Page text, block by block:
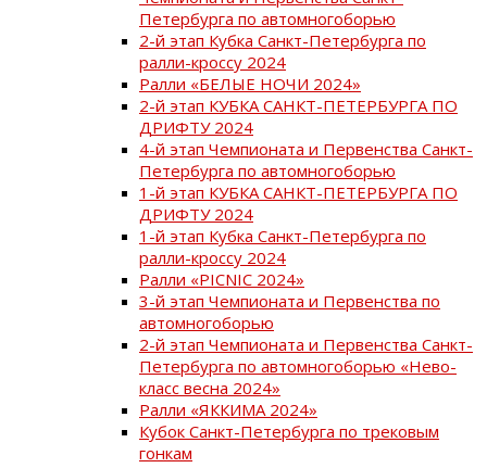
Петербурга по автомногоборью
2-й этап Кубка Санкт-Петербурга по
ралли-кроссу 2024
Ралли «БЕЛЫЕ НОЧИ 2024»
2-й этап КУБКА САНКТ-ПЕТЕРБУРГА ПО
ДРИФТУ 2024
4-й этап Чемпионата и Первенства Санкт-
Петербурга по автомногоборью
1-й этап КУБКА САНКТ-ПЕТЕРБУРГА ПО
ДРИФТУ 2024
1-й этап Кубка Санкт-Петербурга по
ралли-кроссу 2024
Ралли «PICNIC 2024»
3-й этап Чемпионата и Первенства по
автомногоборью
2-й этап Чемпионата и Первенства Санкт-
Петербурга по автомногоборью «Нево-
класс весна 2024»
Ралли «ЯККИМА 2024»
Кубок Санкт-Петербурга по трековым
гонкам